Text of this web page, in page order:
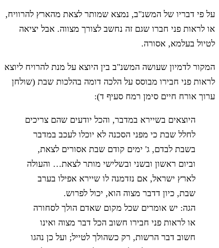
על פי דבריו של המשנ"ב, נמצא שמותר לצאת מהארץ להרוויח,
או לראות פני חברו שגם זה נחשב לצורך מצווה. אבל יציאה
לטיול בעלמא, אסורה.
המקור לדמיון שעושה המשנ"ב בין היוצא על מנת להרויח ליוצא
לראות פני חבירו מבוסס על הלכה דומה בהלכות שבת (שולחן
ערוך אורח חיים סימן רמח סעיף ד):
היוצאים בשיירא במדבר, והכל יודעים שהם צריכים
לחלל שבת כי מפני הסכנה לא יוכלו לעכב במדבר
בשבת לבדם, ג' ימים קודם שבת אסורים לצאת,
וביום ראשון ובשני ובשלישי מותר לצאת… והעולה
לארץ ישראל, אם נזדמנה לו שיירא אפילו בערב
שבת, כיון דדבר מצוה הוא, יכול לפרוש.
הגה: יש אומרים שכל מקום שאדם הולך לסחורה
או לראות פני חבירו חשוב הכל דבר מצוה ואינו
חשוב דבר הרשות, רק כשהולך לטייל; ועל כן נהגו